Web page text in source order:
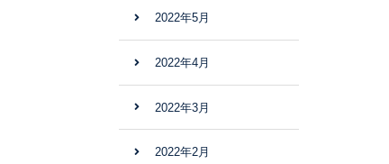
2022年5月
2022年4月
2022年3月
2022年2月